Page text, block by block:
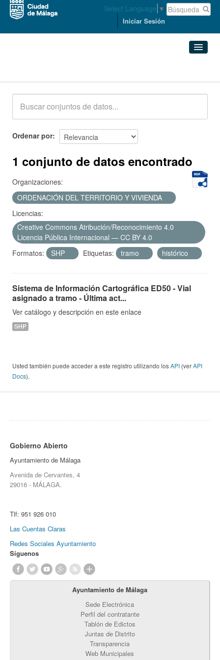
Select Language ▼
Iniciar Sesión
Acerca de
Ordenar por
1 conjunto de datos encontrado
Organizaciones:
ORDENACIÓN DEL TERRITORIO Y VIVIENDA
Licencias:
Creative Commons Atribución/Reconocimiento 4.0
Licencia Pública Internacional — CC BY 4.0
Formatos:
SHP Etiquetas: tramo histórico
Sistema de Información Cartográfica ED50 - Vial
asignado a tramo - Última act...
Ver catálogo y descripción en este enlace
SHP
Usted también puede acceder a este registro utilizando losAPI (verAPI
Docs).
Gobierno Abierto
Ayuntamiento de Málaga
Avenida de Cervantes, 4
29016 - MÁLAGA.
Tlf: 951 926 010
Las Cuentas Claras
Redes Sociales Ayuntamiento
Síguenos
Ayuntamiento de Málaga
Sede Electrónica
Perfil del contratante
Tablón de Edictos
Juntas de Distrito
Transparencia
Web Municipales